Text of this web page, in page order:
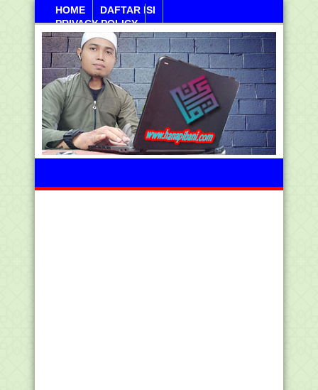
HOME
DAFTAR ISI
PRIVACY POLICY
Sabtu, 08 Agustus 2026